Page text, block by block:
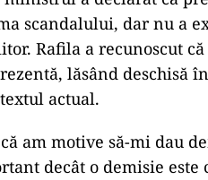
scandalului, dar nu a
Rafila a recunoscut
lăsând deschisă
actual.
am motive să-mi dau
decât o demisie